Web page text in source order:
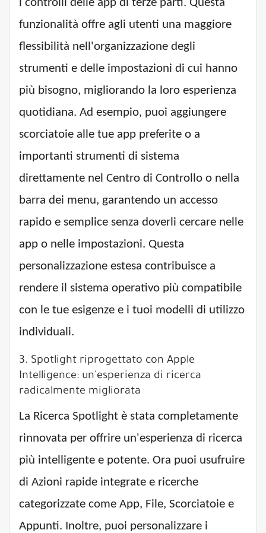
i controlli delle app di terze parti. Questa
funzionalità offre agli utenti una maggiore
flessibilità nell'organizzazione degli
strumenti e delle impostazioni di cui hanno
più bisogno, migliorando la loro esperienza
quotidiana. Ad esempio, puoi aggiungere
scorciatoie alle tue app preferite o a
importanti strumenti di sistema
direttamente nel Centro di Controllo o nella
barra dei menu, garantendo un accesso
rapido e semplice senza doverli cercare nelle
app o nelle impostazioni. Questa
personalizzazione estesa contribuisce a
rendere il sistema operativo più compatibile
con le tue esigenze e i tuoi modelli di utilizzo
individuali.
3. Spotlight riprogettato con Apple
Intelligence: un'esperienza di ricerca
radicalmente migliorata
La Ricerca Spotlight è stata completamente
rinnovata per offrire un'esperienza di ricerca
più intelligente e potente. Ora puoi usufruire
di Azioni rapide integrate e ricerche
categorizzate come App, File, Scorciatoie e
Appunti. Inoltre, puoi personalizzare i